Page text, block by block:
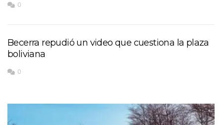
0
Becerra repudió un video que cuestiona la plaza
boliviana
0